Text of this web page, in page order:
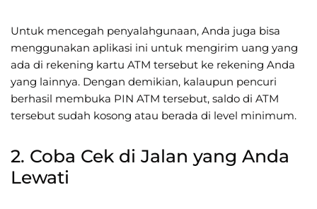
Untuk mencegah penyalahgunaan, Anda juga bisa
menggunakan aplikasi ini untuk mengirim uang yang
ada di rekening kartu ATM tersebut ke rekening Anda
yang lainnya. Dengan demikian, kalaupun pencuri
berhasil membuka PIN ATM tersebut, saldo di ATM
tersebut sudah kosong atau berada di level minimum.
2. Coba Cek di Jalan yang Anda
Lewati